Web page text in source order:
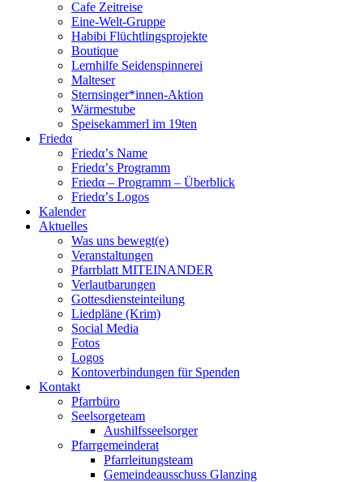
Cafe Zeitreise
Eine-Welt-Gruppe
Habibi Flüchtlingsprojekte
Boutique
Lernhilfe Seidenspinnerei
Malteser
Sternsinger*innen-Aktion
Wärmestube
Speisekammerl im 19ten
Friedα
Friedα’s Name
Friedα’s Programm
Friedα – Programm – Überblick
Friedα’s Logos
Kalender
Aktuelles
Was uns bewegt(e)
Veranstaltungen
Pfarrblatt MITEINANDER
Verlautbarungen
Gottesdiensteinteilung
Liedpläne (Krim)
Social Media
Fotos
Logos
Kontoverbindungen für Spenden
Kontakt
Pfarrbüro
Seelsorgeteam
Aushilfsseelsorger
Pfarrgemeinderat
Pfarrleitungsteam
Gemeindeausschuss Glanzing